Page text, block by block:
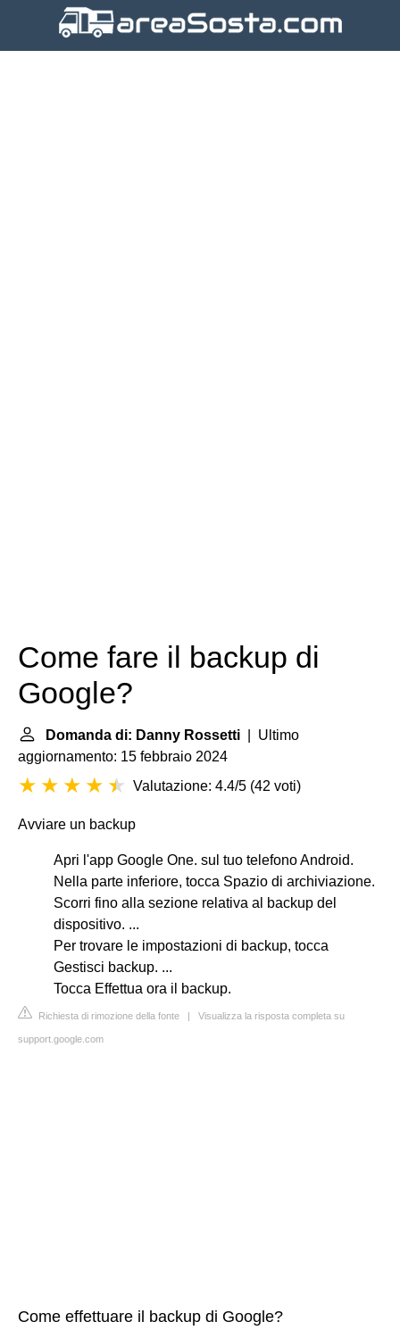
Come fare il backup di
Google?
Domanda di: Danny Rossetti | Ultimo
aggiornamento: 15 febbraio 2024
Valutazione: 4.4/5 (42 voti)
Avviare un backup
Apri l'app Google One. sul tuo telefono Android.
Nella parte inferiore, tocca Spazio di archiviazione.
Scorri fino alla sezione relativa al backup del
dispositivo. ...
Per trovare le impostazioni di backup, tocca
Gestisci backup. ...
Tocca Effettua ora il backup.
Richiesta di rimozione della fonte | Visualizza la risposta completa su
support.google.com
Come effettuare il backup di Google?